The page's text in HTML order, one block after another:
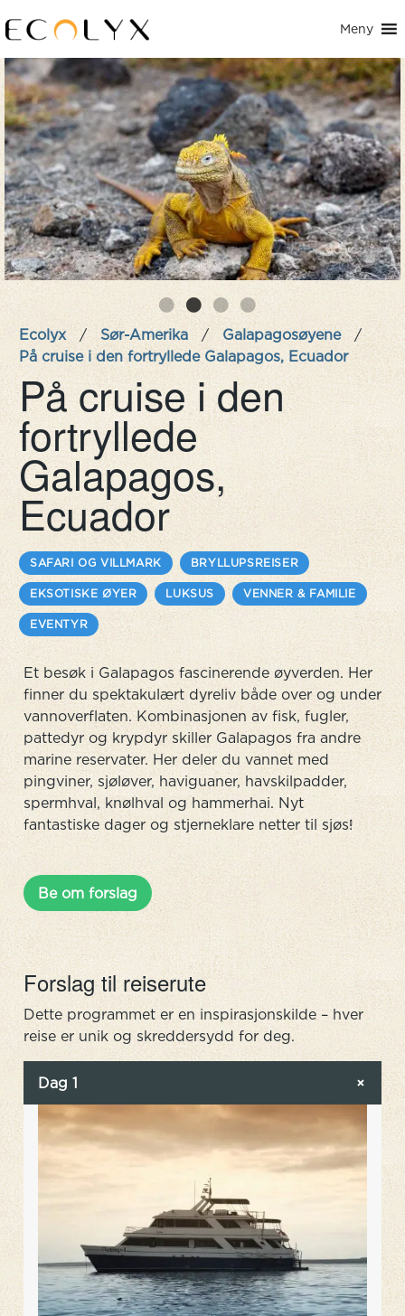
Meny
Ecolyx / Sør-Amerika / Galapagosøyene /
På cruise i den fortryllede Galapagos, Ecuador
På cruise i den
fortryllede
Galapagos,
Ecuador
SAFARI OG VILLMARK BRYLLUPSREISER
EKSOTISKE ØYER LUKSUS VENNER & FAMILIE
EVENTYR
Et besøk i Galapagos fascinerende øyverden. Her
finner du spektakulært dyreliv både over og under
vannoverflaten. Kombinasjonen av fisk, fugler,
pattedyr og krypdyr skiller Galapagos fra andre
marine reservater. Her deler du vannet med
pingviner, sjøløver, haviguaner, havskilpadder,
spermhval, knølhval og hammerhai. Nyt
fantastiske dager og stjerneklare netter til sjøs!
Be om forslag
Forslag til reiserute
Dette programmet er en inspirasjonskilde – hver
reise er unik og skreddersydd for deg.
Dag 1